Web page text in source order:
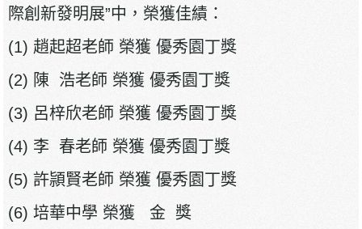
際創新發明展”中，榮獲佳績：
(1) 趙起超老師 榮獲 優秀園丁獎
(2) 陳 浩老師 榮獲 優秀園丁獎
(3) 呂梓欣老師 榮獲 優秀園丁獎
(4) 李 春老師 榮獲 優秀園丁獎
(5) 許頴賢老師 榮獲 優秀園丁獎
(6) 培華中學 榮獲 金 獎